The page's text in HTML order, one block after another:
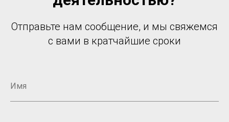
Отправьте нам сообщение, и мы свяжемся
с вами в кратчайшие сроки